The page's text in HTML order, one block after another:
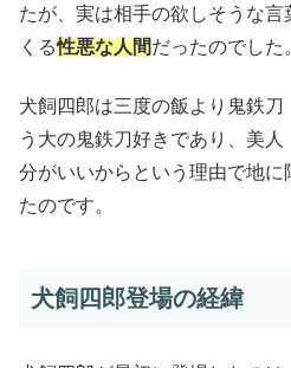
たが、実は相手の欲しそうな
くる性悪な人間だったのでした
犬飼四郎は三度の飯より鬼鉄
う大の鬼鉄刀好きであり、美
分がいいからという理由で地
たのです。
犬飼四郎登場の経緯